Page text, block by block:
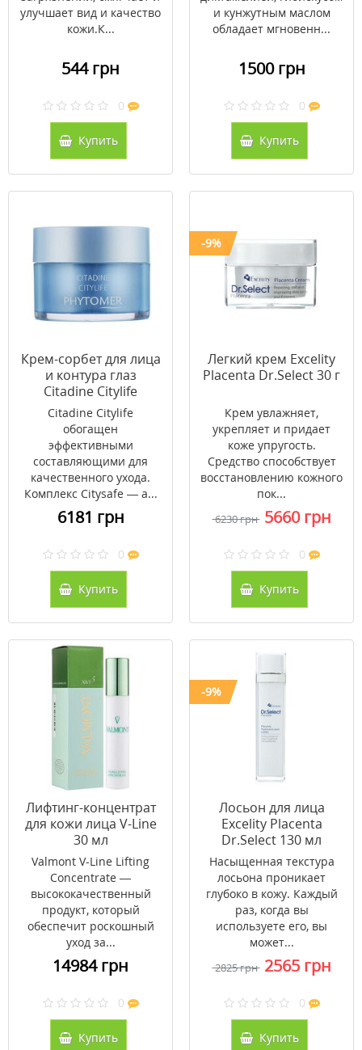
улучшает вид и качество
кожи.К...
544 грн
0
Купить
и кунжутным маслом
обладает мгновенн...
1500 грн
0
Купить
Крем-сорбет для лица
и контура глаз
Citadine Citylife
Phytomer 50 мл
Citadine Citylife
обогащен
эффективными
составляющими для
качественного ухода.
Комплекс Citysafe — а...
6181 грн
0
Купить
-9%
Легкий крем Excelity
Placenta Dr.Select 30 г
Крем увлажняет,
укрепляет и придает
коже упругость.
Средство способствует
восстановлению кожного
пок...
6230 грн 5660 грн
0
Купить
Лифтинг-концентрат
для кожи лица V-Line
30 мл
Valmont V-Line Lifting
Concentrate —
высококачественный
продукт, который
обеспечит роскошный
уход за...
14984 грн
0
Купить
-9%
Лосьон для лица
Excelity Placenta
Dr.Select 130 мл
Насыщенная текстура
лосьона проникает
глубоко в кожу. Каждый
раз, когда вы
используете его, вы
может...
2825 грн 2565 грн
0
Купить